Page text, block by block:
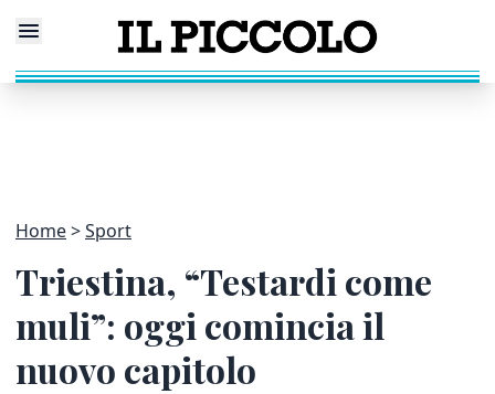
Home Sport
Triestina, “Testardi come
muli”: oggi comincia il
nuovo capitolo